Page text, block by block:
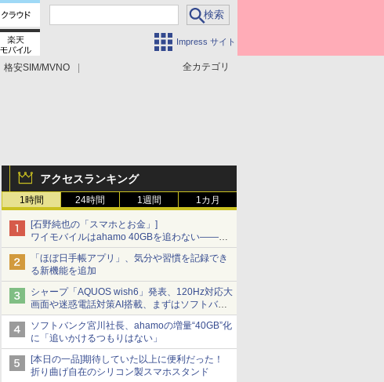
Impress サイト
全カテゴリ
格安SIM/MVNO
アクセスランキング
1時間 24時間 1週間 1カ月
[石野純也の「スマホとお金」]
ワイモバイルはahamo 40GBを追わない――単
身向け「超おトク割」の安さと1年限定の注意
「ほぼ日手帳アプリ」、気分や習慣を記録でき
る新機能を追加
シャープ「AQUOS wish6」発表、120Hz対応大
画面や迷惑電話対策AI搭載、まずはソフトバン
クの法人向け
ソフトバンク宮川社長、ahamoの増量“40GB”化
に「追いかけるつもりはない」
[本日の一品]期待していた以上に便利だった！
折り曲げ自在のシリコン製スマホスタンド